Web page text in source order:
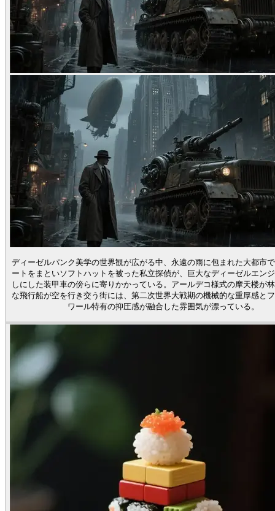
ディーゼルパンク美学の世界観が広がる中、永遠の雨に包まれた大都市
ートをまといソフトハットを被った私立探偵が、巨大なディーゼルエン
しにした装甲車の傍らに寄りかかっている。アールデコ様式の摩天楼が
な飛行船が空を行き交う街には、第二次世界大戦期の機械的な重厚感と
ワール特有の抑圧感が融合した雰囲気が漂っている。